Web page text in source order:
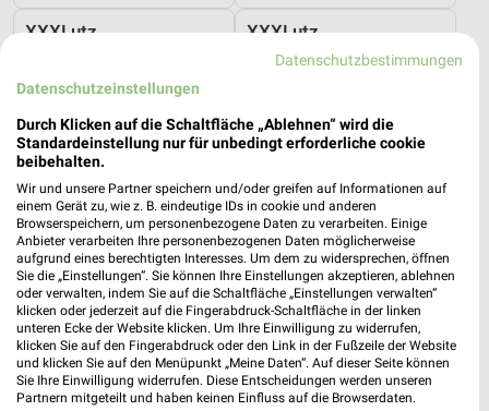
XXXLutz
25,1 km
Dieter Knoll
Gültig bis Fr. 14.08.
XXXLutz
25,1 km
Wohnen Spezial
Gültig bis Fr. 14.08.
Datenschutzbestimmungen
Datenschutzeinstellungen
Durch Klicken auf die Schaltfläche „Ablehnen“ wird die
Standardeinstellung nur für unbedingt erforderliche cookie
beibehalten.
Wir und unsere Partner speichern und/oder greifen auf Informationen auf
einem Gerät zu, wie z. B. eindeutige IDs in cookie und anderen
Browserspeichern, um personenbezogene Daten zu verarbeiten. Einige
Anbieter verarbeiten Ihre personenbezogenen Daten möglicherweise
aufgrund eines berechtigten Interesses. Um dem zu widersprechen, öffnen
Sie die „Einstellungen“. Sie können Ihre Einstellungen akzeptieren, ablehnen
oder verwalten, indem Sie auf die Schaltfläche „Einstellungen verwalten“
klicken oder jederzeit auf die Fingerabdruck-Schaltfläche in der linken
unteren Ecke der Website klicken. Um Ihre Einwilligung zu widerrufen,
klicken Sie auf den Fingerabdruck oder den Link in der Fußzeile der Website
und klicken Sie auf den Menüpunkt „Meine Daten“. Auf dieser Seite können
Sie Ihre Einwilligung widerrufen. Diese Entscheidungen werden unseren
Partnern mitgeteilt und haben keinen Einfluss auf die Browserdaten.